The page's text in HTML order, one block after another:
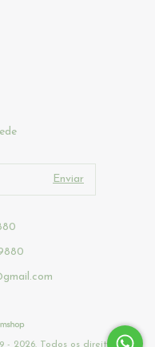
- 2026. Todos os direitos